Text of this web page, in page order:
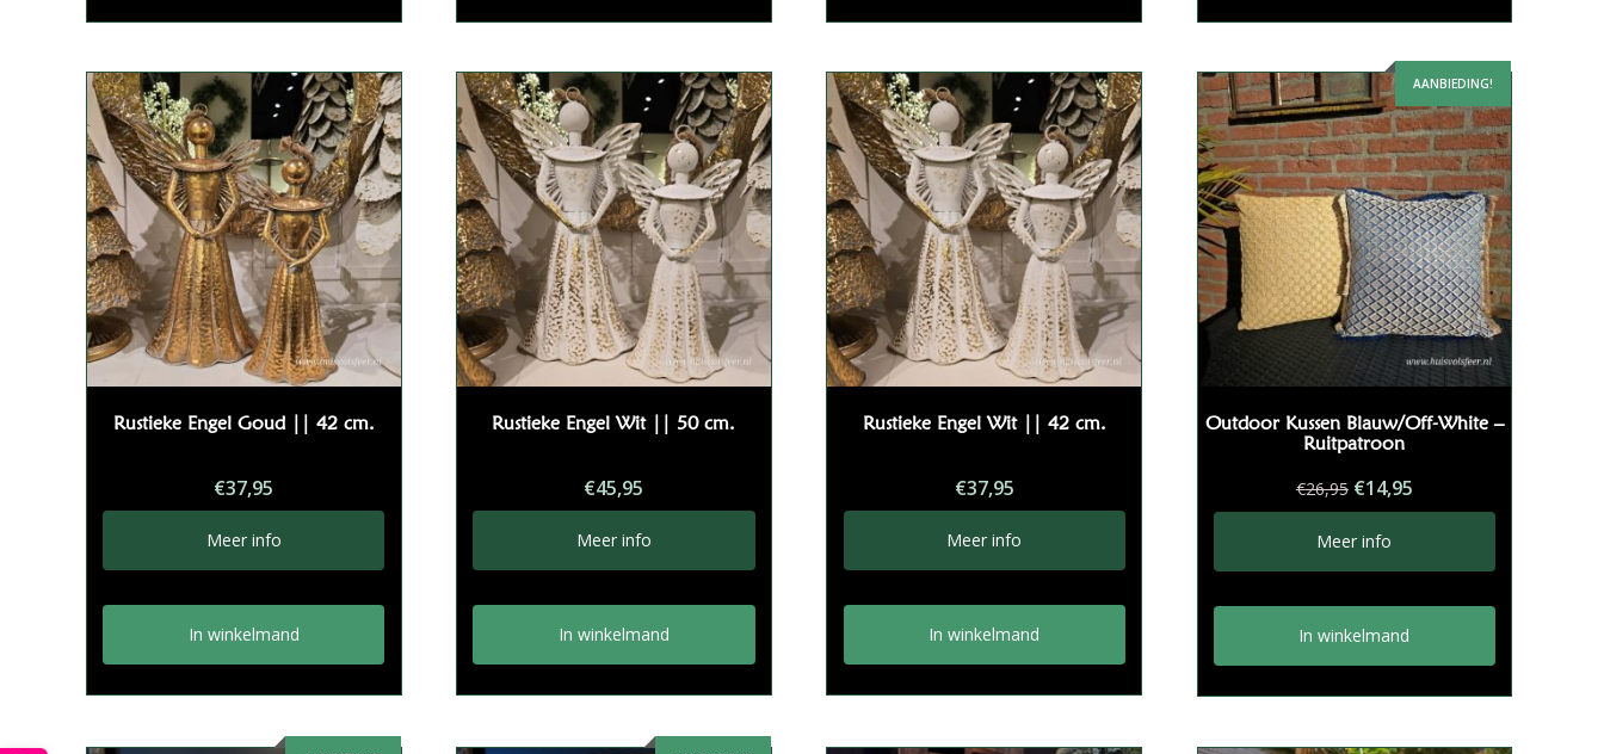
Rustieke Engel Goud || 42 cm.
€37,95
Meer info
In winkelmand
Rustieke Engel Wit || 50 cm.
€45,95
Meer info
In winkelmand
Rustieke Engel Wit || 42 cm.
€37,95
Meer info
In winkelmand
AANBIEDING!
Outdoor Kussen Blauw/Off-White –
Ruitpatroon
€26,95 Oorspronkelijke
prijs
was:
€26,95.
€14,95Huidige
prijs
€14,95.
Meer info
In winkelmand